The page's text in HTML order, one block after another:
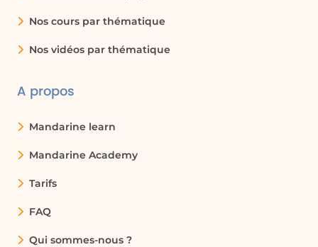
Glossaire :
tables dans une base de données,
pertinentes.
cardinalité
relations possibles entre les entités dans
une base de données, par exemple, un à
Nos cours par thématique
Nos vidéos par thématique
A propos
Mandarine learn
Mandarine Academy
Tarifs
FAQ
Qui sommes-nous ?